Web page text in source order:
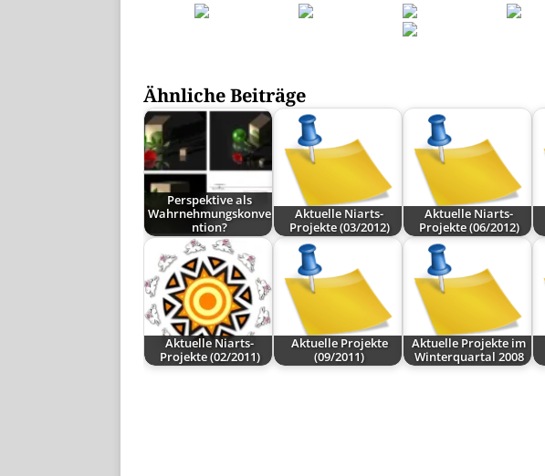
Ähnliche Beiträge
Perspektive als
Wahrnehmungskonve
ntion?
Aktuelle Niarts-
Projekte (03/2012)
Aktuelle Niarts-
Projekte (06/2012)
Aktuelle Niarts-
Projekte (02/2011)
Aktuelle Projekte
(09/2011)
Aktuelle Projekte im
Winterquartal 2008